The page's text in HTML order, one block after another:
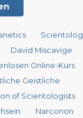
David Miscavige
Online-Kurs
Geistliche
of Scientologists
Narconon